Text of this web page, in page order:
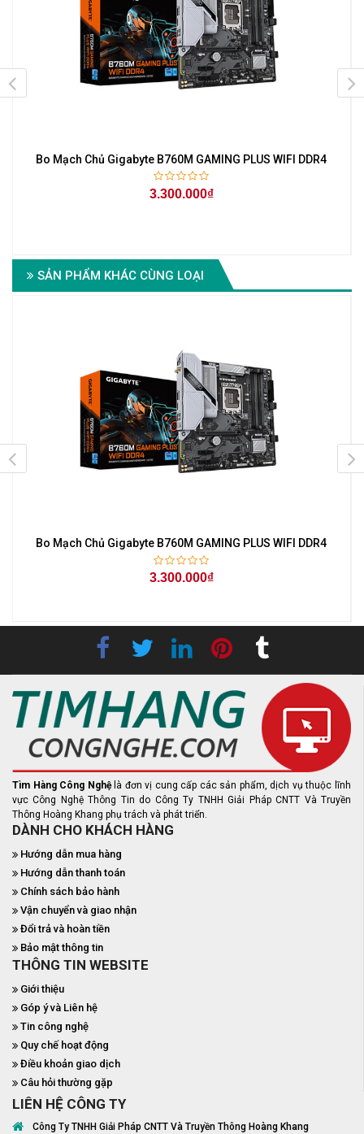
Bo Mạch Chủ Gigabyte B760M GAMING PLUS WIFI DDR4
3.300.000₫
SẢN PHẨM KHÁC CÙNG LOẠI
Bo Mạch Chủ Gigabyte B760M GAMING PLUS WIFI DDR4
3.300.000₫
Tìm Hàng Công Nghệ là đơn vị cung cấp các sản phẩm, dịch vụ thuộc lĩnh
vực Công Nghệ Thông Tin do Công Ty TNHH Giải Pháp CNTT Và Truyền
Thông Hoàng Khang phụ trách và phát triển.
DÀNH CHO KHÁCH HÀNG
Hướng dẫn mua hàng
Hướng dẫn thanh toán
Chính sách bảo hành
Vận chuyển và giao nhận
Đổi trả và hoàn tiền
Bảo mật thông tin
THÔNG TIN WEBSITE
Giới thiệu
Góp ý và Liên hệ
Tin công nghệ
Quy chế hoạt động
Điều khoản giao dịch
Câu hỏi thường gặp
LIÊN HỆ CÔNG TY
Công Ty TNHH Giải Pháp CNTT Và Truyền Thông Hoàng Khang